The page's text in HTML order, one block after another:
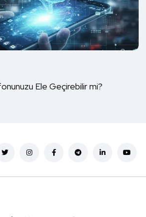
Ele Geçirebilir mi?